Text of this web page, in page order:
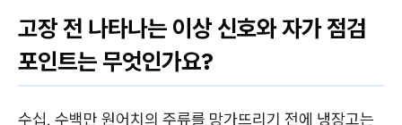
고장 전 나타나는 이상 신호와 자가 점검
포인트는 무엇인가요?
수십, 수백만 원어치의 주류를 망가뜨리기 전에 냉장고는